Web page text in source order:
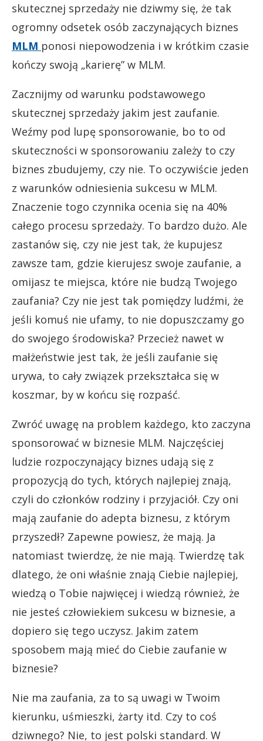
skutecznej sprzedaży nie dziwmy się, że tak
ogromny odsetek osób zaczynających biznes
MLM ponosi niepowodzenia i w krótkim czasie
kończy swoją „karierę” w MLM.
Zacznijmy od warunku podstawowego
skutecznej sprzedaży jakim jest zaufanie.
Weźmy pod lupę sponsorowanie, bo to od
skuteczności w sponsorowaniu zależy to czy
biznes zbudujemy, czy nie. To oczywiście jeden
z warunków odniesienia sukcesu w MLM.
Znaczenie togo czynnika ocenia się na 40%
całego procesu sprzedaży. To bardzo dużo. Ale
zastanów się, czy nie jest tak, że kupujesz
zawsze tam, gdzie kierujesz swoje zaufanie, a
omijasz te miejsca, które nie budzą Twojego
zaufania? Czy nie jest tak pomiędzy ludźmi, że
jeśli komuś nie ufamy, to nie dopuszczamy go
do swojego środowiska? Przecież nawet w
małżeństwie jest tak, że jeśli zaufanie się
urywa, to cały związek przekształca się w
koszmar, by w końcu się rozpaść.
Zwróć uwagę na problem każdego, kto zaczyna
sponsorować w biznesie MLM. Najczęściej
ludzie rozpoczynający biznes udają się z
propozycją do tych, których najlepiej znają,
czyli do członków rodziny i przyjaciół. Czy oni
mają zaufanie do adepta biznesu, z którym
przyszedł? Zapewne powiesz, że mają. Ja
natomiast twierdzę, że nie mają. Twierdzę tak
dlatego, że oni właśnie znają Ciebie najlepiej,
wiedzą o Tobie najwięcej i wiedzą również, że
nie jesteś człowiekiem sukcesu w biznesie, a
dopiero się tego uczysz. Jakim zatem
sposobem mają mieć do Ciebie zaufanie w
biznesie?
Nie ma zaufania, za to są uwagi w Twoim
kierunku, uśmieszki, żarty itd. Czy to coś
dziwnego? Nie, to jest polski standard. W